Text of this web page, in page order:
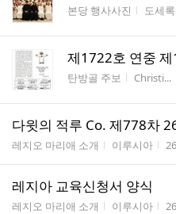
게시판명
본당 행사사진 작성자
도세록
제1722호 연중
게시판명
탄방골 주보 작성자
Christi...
다윗의 적루 Co. 제778차
게시판명
레지오 마리애 소개 작성자
이루시아
레지아 교육신청서 양식
게시판명
레지오 마리애 소개 작성자
이루시아